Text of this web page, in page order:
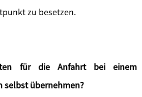
zu besetzen.
für die Anfahrt bei einem
selbst übernehmen?